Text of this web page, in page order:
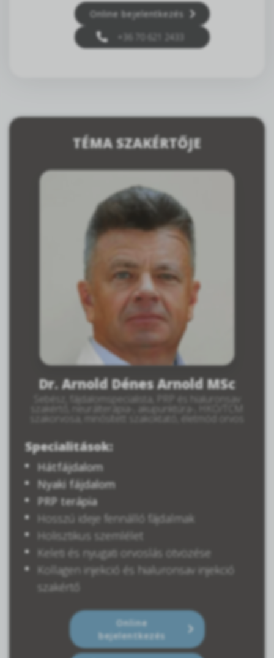
Online bejelentkezés
+36 70 621 2433
TÉMA SZAKÉRTŐJE
Dr. Arnold Dénes Arnold MSc
Sebész, fájdalomspecialista, PRP és hialuronsav
szakértő, neurálterápia-, akupunktúra-, HKO/TCM
szakorvosa, minősített szakoktató, életmód orvos
Specialitások:
Hátfájdalom
Nyaki fájdalom
PRP terápia
Hosszú ideje fennálló fájdalmak
Holisztikus szemlélet
Keleti és nyugati orvoslás ötvözése
Kollagen injekció és hialuronsav injekció
szakértő
Online
bejelentkezés